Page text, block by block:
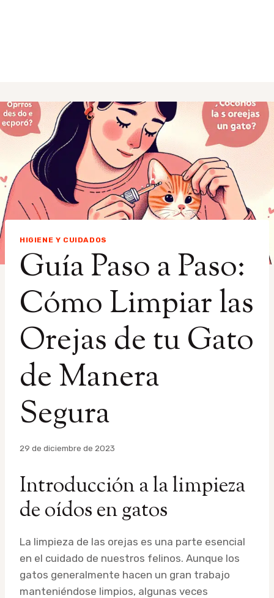
HIGIENE Y CUIDADOS
Guía Paso a Paso:
Cómo Limpiar las
Orejas de tu Gato
de Manera
Segura
Por
29 de diciembre de 2023
Introducción a la limpieza
de oídos en gatos
La limpieza de las orejas es una parte esencial
en el cuidado de nuestros felinos. Aunque los
gatos generalmente hacen un gran trabajo
manteniéndose limpios, algunas veces